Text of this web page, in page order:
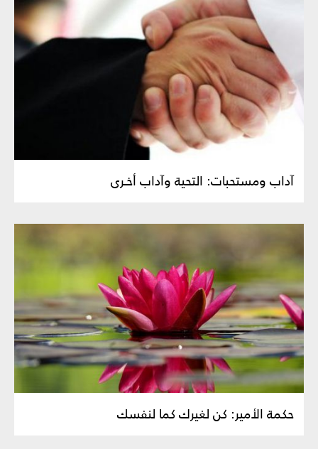
آداب ومستحبات: التحية وآداب أخـرى
حكمة الأمير: كن لغيرك كما لنفسك